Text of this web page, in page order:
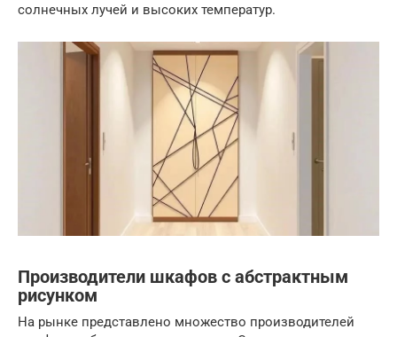
солнечных лучей и высоких температур.
Производители шкафов с абстрактным
рисунком
На рынке представлено множество производителей